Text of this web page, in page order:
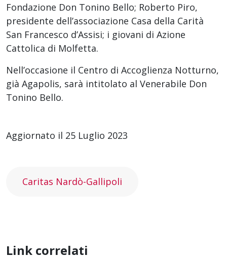
Fondazione Don Tonino Bello; Roberto Piro,
presidente dell’associazione Casa della Carità
San Francesco d’Assisi; i giovani di Azione
Cattolica di Molfetta.
Nell’occasione il Centro di Accoglienza Notturno,
già Agapolis, sarà intitolato al Venerabile Don
Tonino Bello.
Aggiornato il 25 Luglio 2023
Caritas Nardò-Gallipoli
Link correlati